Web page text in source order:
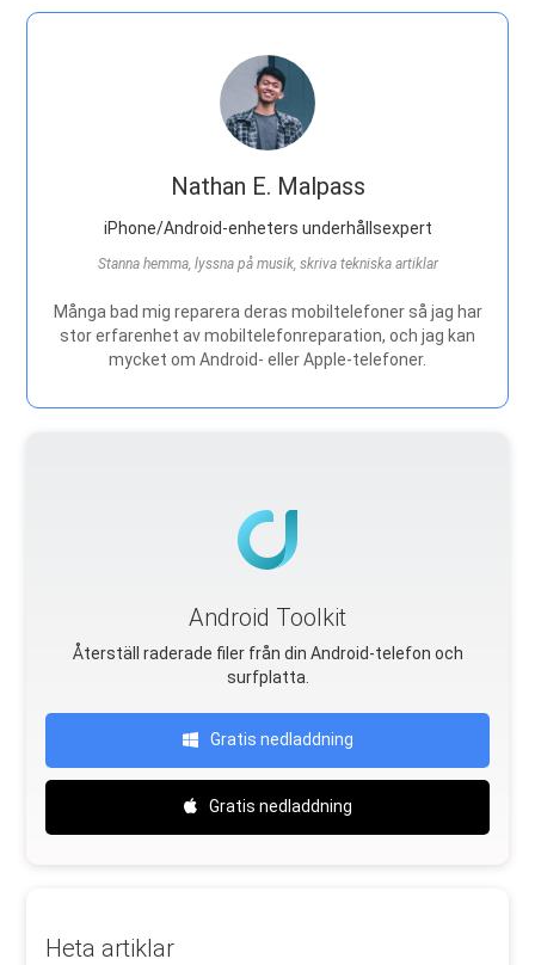
Nathan E. Malpass
iPhone/Android-enheters underhållsexpert
Stanna hemma, lyssna på musik, skriva tekniska artiklar
Många bad mig reparera deras mobiltelefoner så jag har
stor erfarenhet av mobiltelefonreparation, och jag kan
mycket om Android- eller Apple-telefoner.
Android Toolkit
Återställ raderade filer från din Android-telefon och
surfplatta.
Gratis nedladdning
Gratis nedladdning
Heta artiklar